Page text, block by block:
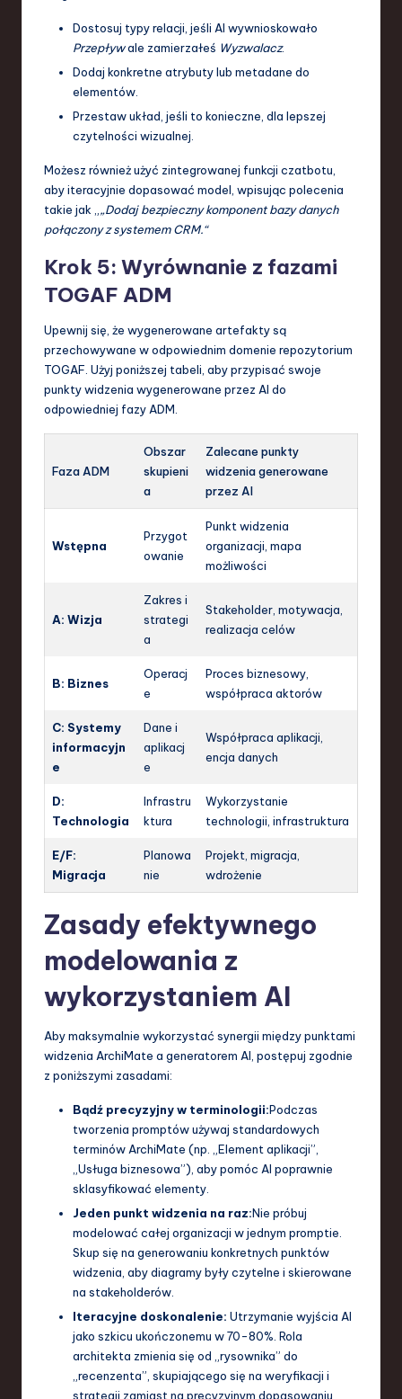
Dostosuj typy relacji, jeśli AI wywnioskowało
Przepływale zamierzałeś Wyzwalacz.
Dodaj konkretne atrybuty lub metadane do
elementów.
Przestaw układ, jeśli to konieczne, dla lepszej
czytelności wizualnej.
Możesz również użyć zintegrowanej funkcji czatbotu,
aby iteracyjnie dopasować model, wpisując polecenia
takie jak „ „Dodaj bezpieczny komponent bazy danych
połączony z systemem CRM.“
Krok 5: Wyrównanie z fazami
TOGAF ADM
Upewnij się, że wygenerowane artefakty są
przechowywane w odpowiednim domenie repozytorium
TOGAF. Użyj poniższej tabeli, aby przypisać swoje
punkty widzenia wygenerowane przez AI do
odpowiedniej fazy ADM.
Faza ADM
Obszar
skupieni
a
Zalecane punkty
widzenia generowane
przez AI
Wstępna
Przygot
owanie
Punkt widzenia
organizacji, mapa
możliwości
A: Wizja
Zakres i
strategi
a
Stakeholder, motywacja,
realizacja celów
B: Biznes
Operacj
e
Proces biznesowy,
współpraca aktorów
C: Systemy
informacyjn
e
Dane i
aplikacj
e
Współpraca aplikacji,
encja danych
D:
Technologia
Infrastru
ktura
Wykorzystanie
technologii, infrastruktura
E/F:
Migracja
Planowa
nie
Projekt, migracja,
wdrożenie
Zasady efektywnego
modelowania z
wykorzystaniem AI
Aby maksymalnie wykorzystać synergii między punktami
widzenia ArchiMate a generatorem AI, postępuj zgodnie
z poniższymi zasadami:
Bądź precyzyjny w terminologii:Podczas
tworzenia promptów używaj standardowych
terminów ArchiMate (np. „Element aplikacji”,
„Usługa biznesowa”), aby pomóc AI poprawnie
sklasyfikować elementy.
Jeden punkt widzenia na raz:Nie próbuj
modelować całej organizacji w jednym promptie.
Skup się na generowaniu konkretnych punktów
widzenia, aby diagramy były czytelne i skierowane
na stakeholderów.
Iteracyjne doskonalenie: Utrzymanie wyjścia AI
jako szkicu ukończonemu w 70-80%. Rola
architekta zmienia się od „rysownika” do
„recenzenta”, skupiającego się na weryfikacji i
strategii zamiast na precyzyjnym dopasowaniu